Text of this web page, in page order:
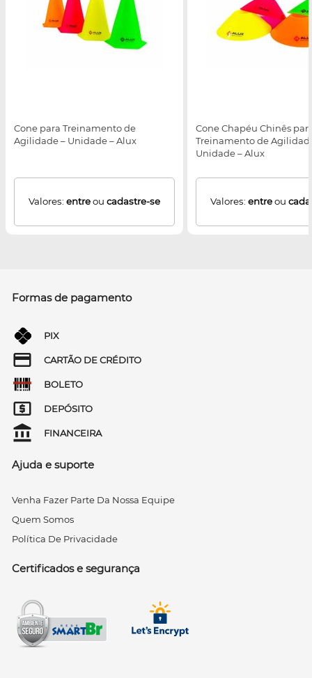
Cone para Treinamento de
Agilidade – Unidade – Alux
Valores: entreou cadastre-se
Cone Chapéu Chinês
Treinamento de
Unidade – Alux
Valores: entreou
Formas de pagamento
PIX
CARTÃO DE CRÉDITO
BOLETO
DEPÓSITO
FINANCEIRA
Ajuda e suporte
Venha Fazer Parte Da Nossa Equipe
Quem Somos
Política De Privacidade
Certificados e segurança